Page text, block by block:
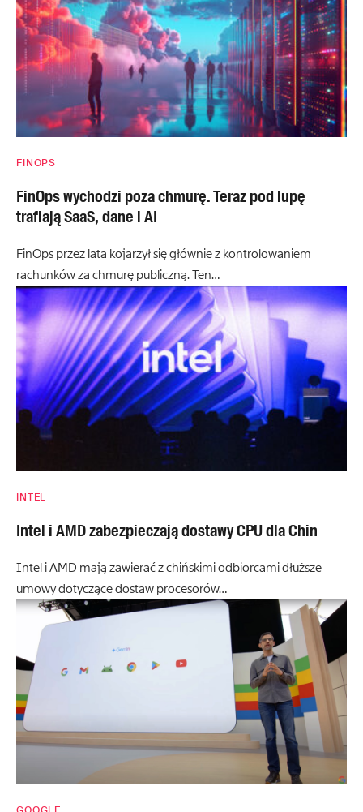
FINOPS
FinOps wychodzi poza chmurę. Teraz pod lupę
trafiają SaaS, dane i AI
FinOps przez lata kojarzył się głównie z kontrolowaniem
rachunków za chmurę publiczną. Ten…
INTEL
Intel i AMD zabezpieczają dostawy CPU dla Chin
Intel i AMD mają zawierać z chińskimi odbiorcami dłuższe
umowy dotyczące dostaw procesorów…